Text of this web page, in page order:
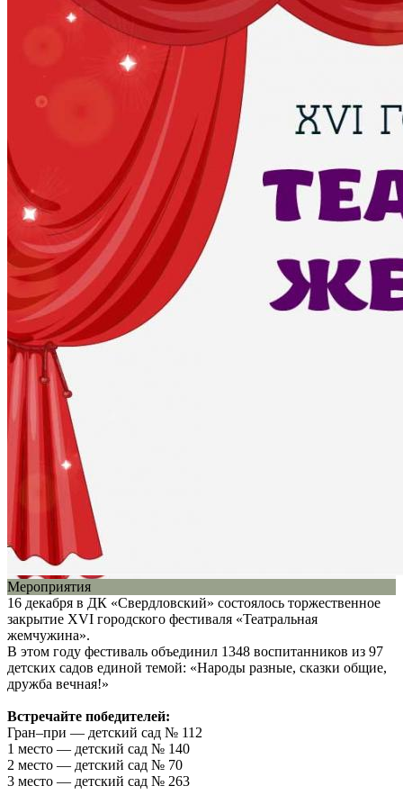
Мероприятия
16 декабря в ДК «Свердловский» состоялось торжественное
закрытие XVI городского фестиваля «Театральная
жемчужина».
В этом году фестиваль объединил 1348 воспитанников из 97
детских садов единой темой: «Народы разные, сказки общие,
дружба вечная!»
Встречайте победителей:
Гран–при — детский сад № 112
1 место — детский сад № 140
2 место — детский сад № 70
3 место — детский сад № 263